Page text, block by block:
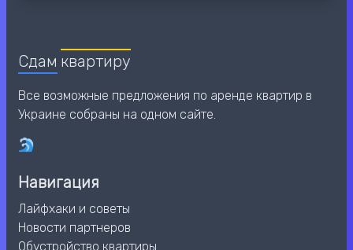
Сдам квартиру
Все возможные предложения по аренде квартир в
Украине собраны на одном сайте.
Навигация
Лайфхаки и советы
Новости партнеров
Обустройство квартиры